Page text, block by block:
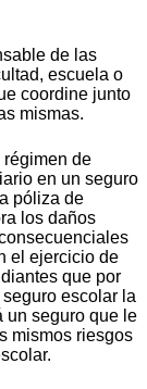
de las
escuela o
coordine junto
mismas.
de
en un seguro
póliza de
los daños
el ejercicio de
que por
escolar la
un seguro que le
mismos riesgos